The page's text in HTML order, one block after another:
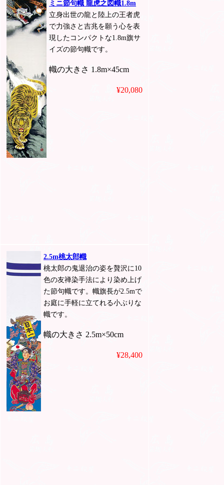
ミニ節句幟 龍虎之図幟1.8m
立身出世の龍と陸上の王者虎
で力強さと吉兆を願う心を表
現したコンパクトな1.8m旗サ
イズの節句幟です。
幟の大きさ 1.8m×45cm
¥20,080
2.5m桃太郎幟
桃太郎の鬼退治の姿を贅沢に10
色の友禅染手法により染め上げ
た節句幟です。幟旗長が2.5mで
お庭に手軽に立てれる小ぶりな
幟です。
幟の大きさ 2.5m×50cm
¥28,400